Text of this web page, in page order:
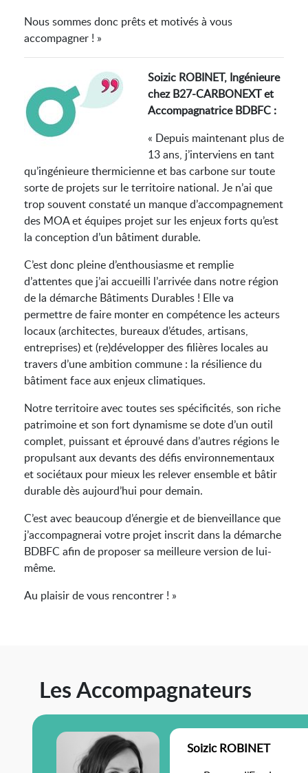
Nous sommes donc prêts et motivés à vous
accompagner ! »
Soizic ROBINET, Ingénieure
chez B27-CARBONEXT et
Accompagnatrice BDBFC :
« Depuis maintenant plus de
13 ans, j’interviens en tant
qu’ingénieure thermicienne et bas carbone sur toute
sorte de projets sur le territoire national. Je n’ai que
trop souvent constaté un manque d’accompagnement
des MOA et équipes projet sur les enjeux forts qu’est
la conception d’un bâtiment durable.
C’est donc pleine d’enthousiasme et remplie
d’attentes que j’ai accueilli l’arrivée dans notre région
de la démarche Bâtiments Durables ! Elle va
permettre de faire monter en compétence les acteurs
locaux (architectes, bureaux d’études, artisans,
entreprises) et (re)développer des filières locales au
travers d’une ambition commune : la résilience du
bâtiment face aux enjeux climatiques.
Notre territoire avec toutes ses spécificités, son riche
patrimoine et son fort dynamisme se dote d’un outil
complet, puissant et éprouvé dans d’autres régions le
propulsant aux devants des défis environnementaux
et sociétaux pour mieux les relever ensemble et bâtir
durable dès aujourd’hui pour demain.
C’est avec beaucoup d’énergie et de bienveillance que
j’accompagnerai votre projet inscrit dans la démarche
BDBFC afin de proposer sa meilleure version de lui-
même.
Au plaisir de vous rencontrer ! »
Les Accompagnateurs
Soizic ROBINET